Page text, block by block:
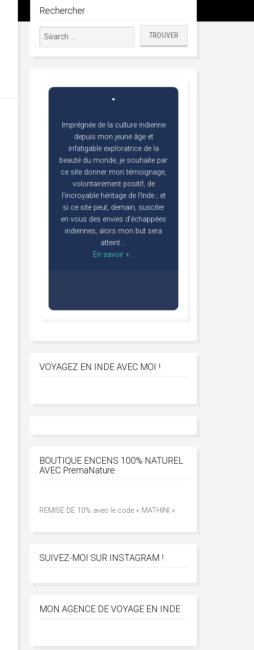
Rechercher
Imprégnée de la culture indienne
depuis mon jeune âge et
infatigable exploratrice de la
beauté du monde, je souhaite par
ce site donner mon témoignage,
volontairement positif, de
l’incroyable héritage de l’Inde ; et
si ce site peut, demain, susciter
en vous des envies d’échappées
indiennes, alors mon but sera
atteint….
En savoir +...
VOYAGEZ EN INDE AVEC MOI !
BOUTIQUE ENCENS 100% NATUREL
AVEC PremaNature
REMISE DE 10% avec le code « MATHINI »
SUIVEZ-MOI SUR INSTAGRAM !
MON AGENCE DE VOYAGE EN INDE